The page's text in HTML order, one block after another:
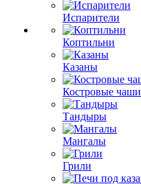
Испарители
Коптильни
Казаны
Костровые чаши
Тандыры
Мангалы
Грили